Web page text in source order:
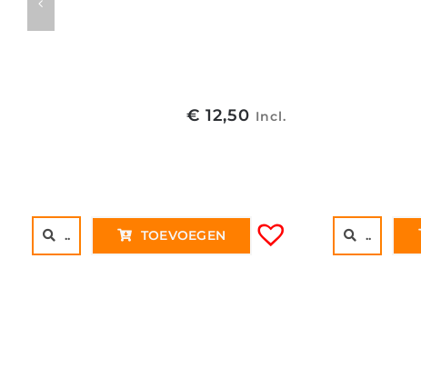
€ 12,50 Incl.
.. TOEVOEGEN ..